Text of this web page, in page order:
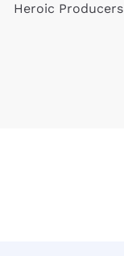
Heroic Producers